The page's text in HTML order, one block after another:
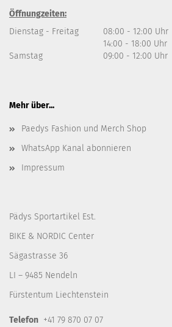
Öffnungzeiten:
Dienstag - Freitag
08:00 - 12:00 Uhr
14:00 - 18:00 Uhr
Samstag
09:00 - 12:00 Uhr
Mehr über...
Paedys Fashion und Merch Shop
WhatsApp Kanal abonnieren
Impressum
Pädys Sportartikel Est.
BIKE & NORDIC Center
Sägastrasse 36
LI – 9485 Nendeln
Fürstentum Liechtenstein
Telefon +41 79 870 07 07